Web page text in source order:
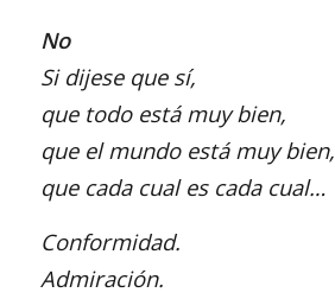
No
Si dijese que sí,
que todo está muy bien,
que el mundo está muy bien,
que cada cual es cada cual…
Conformidad.
Admiración.